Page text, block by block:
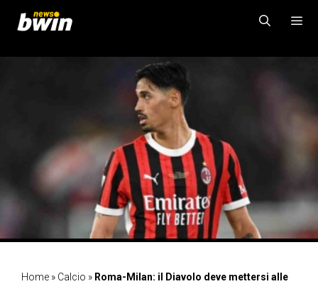
contenuto
Home » Calcio » Roma-Milan: il Diavolo deve mettersi alle